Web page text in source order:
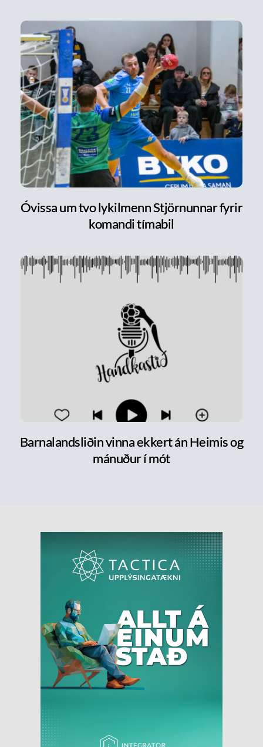
Óvissa um tvo lykilmenn Stjörnunnar fyrir
komandi tímabil
Barnalandsliðin vinna ekkert án Heimis og
mánuður í mót